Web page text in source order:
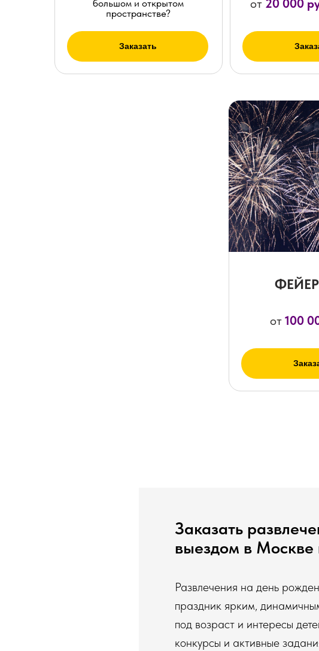
от 100
от 20 000
большом и открытом
пространстве?
Заказать
Заказать
выездом в
Развлечения на день
праздник ярким,
под возраст и интересы
конкурсы и активные